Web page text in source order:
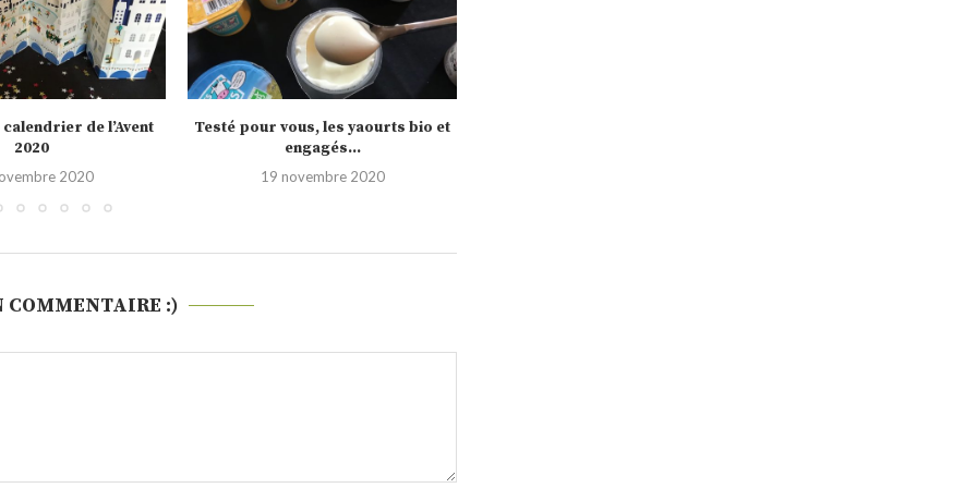
les yaourts bio et
engagés...
2020
Noël 2020, les nouveautés Picard
10 novembre 2020
COMMENTAIRE :)